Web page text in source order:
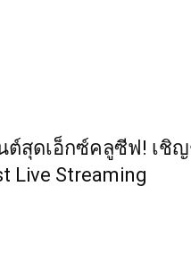
นต์สุดเอ็กซ์คลูซีฟ! เชิ
Live Streaming